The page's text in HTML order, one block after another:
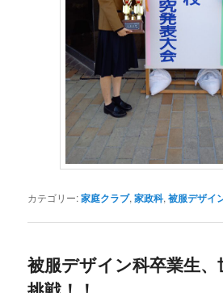
カテゴリー:家庭クラブ,家政科,被服デザイ
被服デザイン科卒業生、